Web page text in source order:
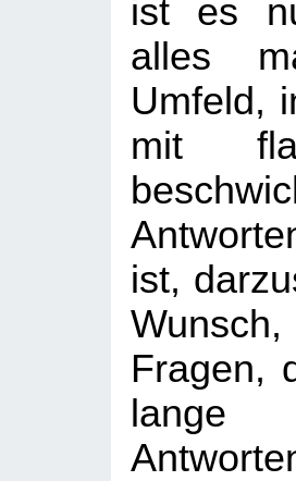
ist es
alles
Umfeld,
mit
ist,
Fragen,
lange